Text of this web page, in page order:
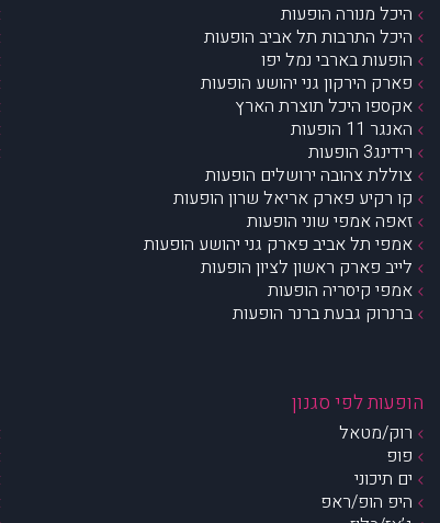
היכל מנורה הופעות
היכל התרבות תל אביב הופעות
הופעות בארבי נמל יפו
פארק הירקון גני יהושע הופעות
אקספו היכל תוצרת הארץ
האנגר 11 הופעות
רידינג3 הופעות
צוללת צהובה ירושלים הופעות
קו רקיע פארק אריאל שרון הופעות
זאפה אמפי שוני הופעות
אמפי תל אביב פארק גני יהושע הופעות
לייב פארק ראשון לציון הופעות
אמפי קיסריה הופעות
ברנרוק גבעת ברנר הופעות
הופעות לפי סגנון
רוק/מטאל
פופ
ים תיכוני
היפ הופ/ראפ